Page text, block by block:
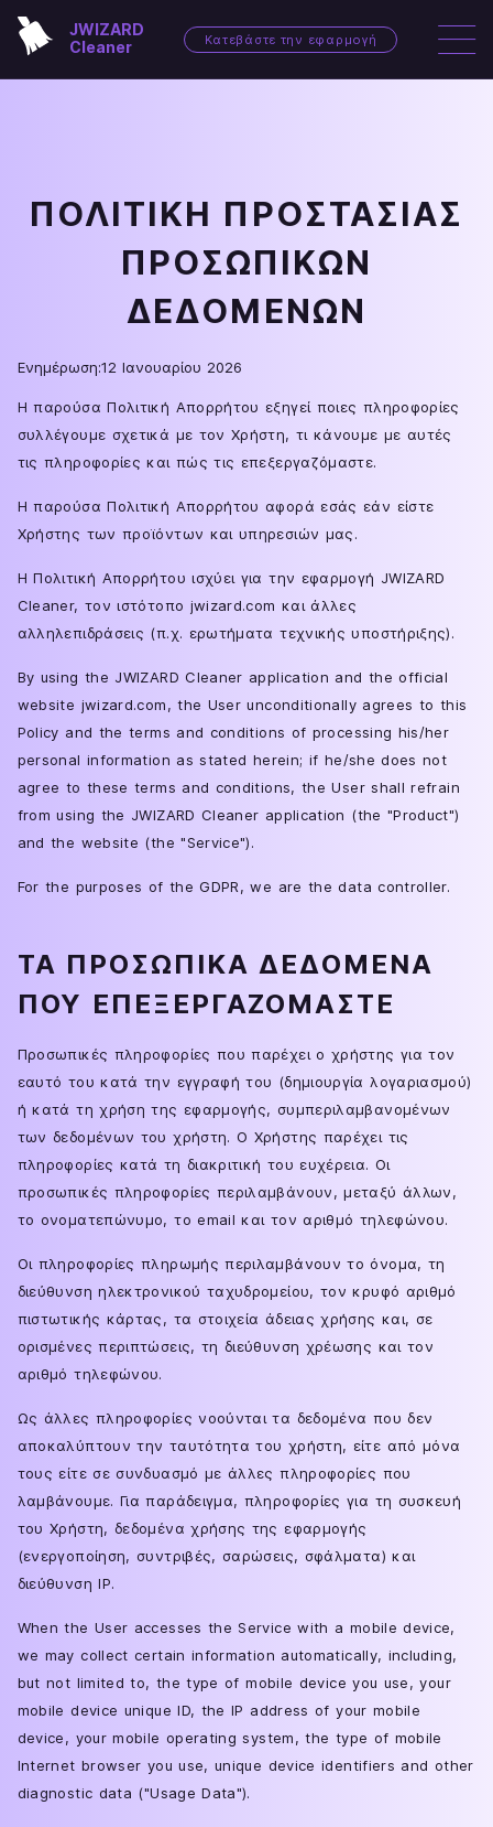
JWIZARD
Cleaner
Κατεβάστε την εφαρμογή
ΠΟΛΙΤΙΚΗ ΠΡΟΣΤΑΣΙΑΣ
ΠΡΟΣΩΠΙΚΩΝ
ΔΕΔΟΜΕΝΩΝ
Ενημέρωση:12 Ιανουαρίου 2026
Η παρούσα Πολιτική Απορρήτου εξηγεί ποιες πληροφορίες
συλλέγουμε σχετικά με τον Χρήστη, τι κάνουμε με αυτές
τις πληροφορίες και πώς τις επεξεργαζόμαστε.
Η παρούσα Πολιτική Απορρήτου αφορά εσάς εάν είστε
Χρήστης των προϊόντων και υπηρεσιών μας.
Η Πολιτική Απορρήτου ισχύει για την εφαρμογή JWIZARD
Cleaner, τον ιστότοπο jwizard.com και άλλες
αλληλεπιδράσεις (π.χ. ερωτήματα τεχνικής υποστήριξης).
By using the JWIZARD Cleaner application and the official
website jwizard.com, the User unconditionally agrees to this
Policy and the terms and conditions of processing his/her
personal information as stated herein; if he/she does not
agree to these terms and conditions, the User shall refrain
from using the JWIZARD Cleaner application (the "Product")
and the website (the "Service").
For the purposes of the GDPR, we are the data controller.
ΤΑ ΠΡΟΣΩΠΙΚΆ ΔΕΔΟΜΈΝΑ
ΠΟΥ ΕΠΕΞΕΡΓΑΖΌΜΑΣΤΕ
Προσωπικές πληροφορίες που παρέχει ο χρήστης για τον
εαυτό του κατά την εγγραφή του (δημιουργία λογαριασμού)
ή κατά τη χρήση της εφαρμογής, συμπεριλαμβανομένων
των δεδομένων του χρήστη. Ο Χρήστης παρέχει τις
πληροφορίες κατά τη διακριτική του ευχέρεια. Οι
προσωπικές πληροφορίες περιλαμβάνουν, μεταξύ άλλων,
το ονοματεπώνυμο, το email και τον αριθμό τηλεφώνου.
Οι πληροφορίες πληρωμής περιλαμβάνουν το όνομα, τη
διεύθυνση ηλεκτρονικού ταχυδρομείου, τον κρυφό αριθμό
πιστωτικής κάρτας, τα στοιχεία άδειας χρήσης και, σε
ορισμένες περιπτώσεις, τη διεύθυνση χρέωσης και τον
αριθμό τηλεφώνου.
Ως άλλες πληροφορίες νοούνται τα δεδομένα που δεν
αποκαλύπτουν την ταυτότητα του χρήστη, είτε από μόνα
τους είτε σε συνδυασμό με άλλες πληροφορίες που
λαμβάνουμε. Για παράδειγμα, πληροφορίες για τη συσκευή
του Χρήστη, δεδομένα χρήσης της εφαρμογής
(ενεργοποίηση, συντριβές, σαρώσεις, σφάλματα) και
διεύθυνση IP.
When the User accesses the Service with a mobile device,
we may collect certain information automatically, including,
but not limited to, the type of mobile device you use, your
mobile device unique ID, the IP address of your mobile
device, your mobile operating system, the type of mobile
Internet browser you use, unique device identifiers and other
diagnostic data ("Usage Data").